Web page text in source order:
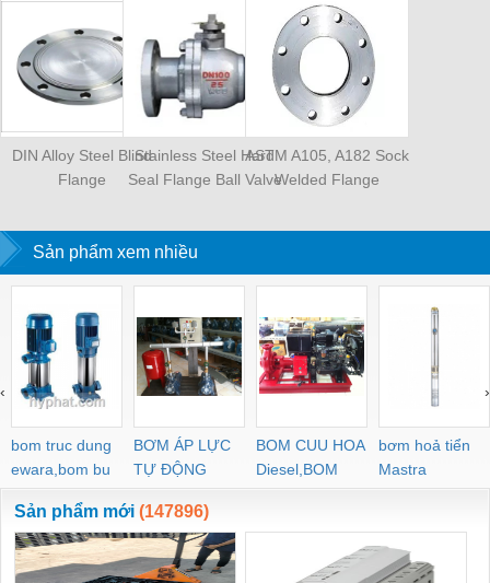
DIN Alloy Steel Blind
Flange
Stainless Steel Hard
Seal Flange Ball Valve
ASTM A105, A182 Sock
Welded Flange
Sản phẩm xem nhiều
bom truc dung
ewara,bom bu
ewara
BƠM ÁP LỰC
TỰ ĐỘNG
BOM CUU HOA
Diesel,BOM
CHUA CHAY
bơm hoả tiển
Mastra
‹ ›
Sản phẩm mới (147896)